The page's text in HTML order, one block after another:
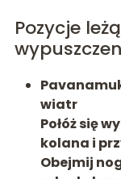
Pozycje
wiatr
Połóż się
kolana i
Obejmij